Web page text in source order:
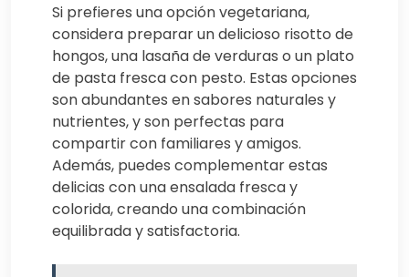
Si prefieres una opción vegetariana,
considera preparar un delicioso risotto de
hongos, una lasaña de verduras o un plato
de pasta fresca con pesto. Estas opciones
son abundantes en sabores naturales y
nutrientes, y son perfectas para
compartir con familiares y amigos.
Además, puedes complementar estas
delicias con una ensalada fresca y
colorida, creando una combinación
equilibrada y satisfactoria.